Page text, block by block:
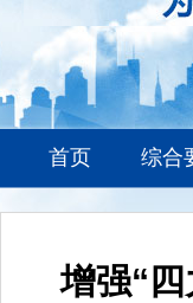
首页 综合
增强“